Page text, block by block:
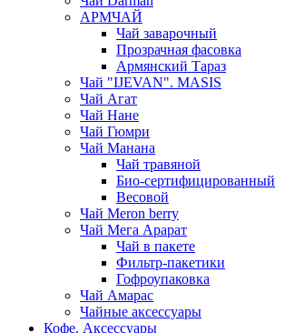
АРМЧАЙ
Чай заварочный
Прозрачная фасовка
Армянский Тараз
Чай "IJEVAN". MASIS
Чай Агат
Чай Нане
Чай Гюмри
Чай Манана
Чай травяной
Био-сертифицированный
Весовой
Чай Meron berry
Чай Мега Арарат
Чай в пакете
Фильтр-пакетики
Гофроупаковка
Чай Амарас
Чайные аксессуары
Кофе. Аксессуары